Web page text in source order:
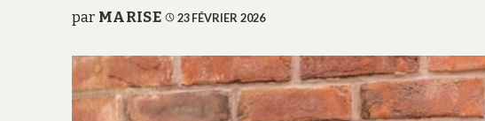
par MARISE 23 FÉVRIER 2026